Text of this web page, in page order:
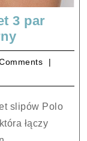
3 par
Polo
Ralph
Lauren
Komplet
par
slipów
łączy